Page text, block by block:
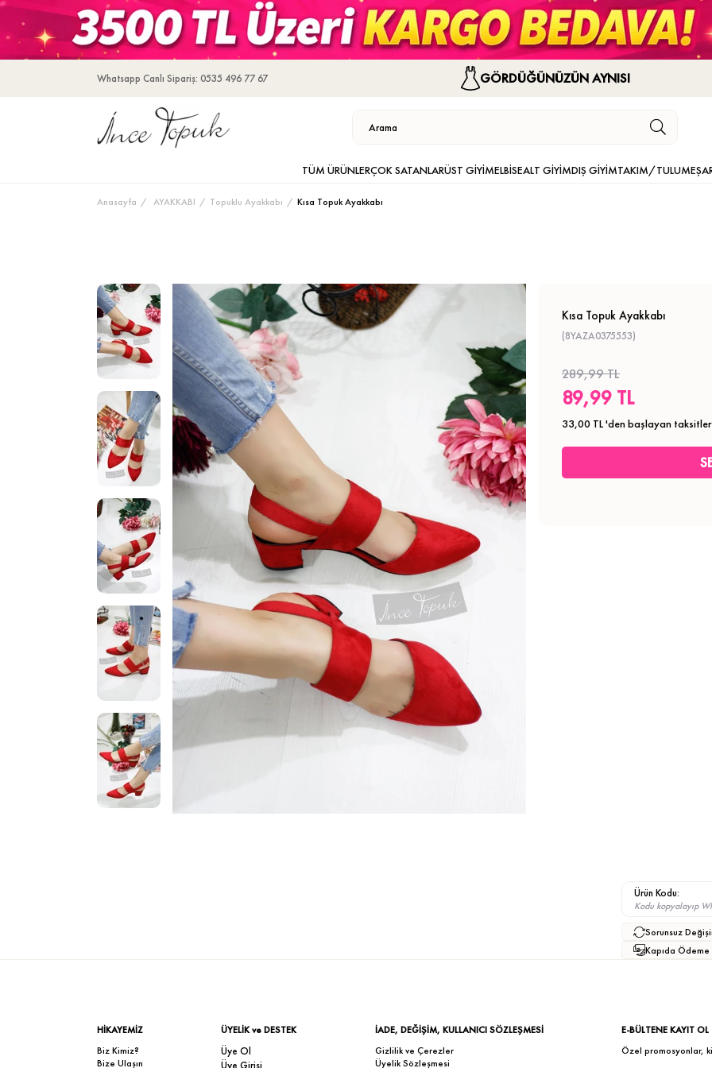
Whatsapp Canlı Sipariş: 0535 496 77 67 GÖRDÜĞÜNÜZÜN AYNISI
TÜM ÜRÜNLERÇOK SATANLARÜST GİYİMELBİSEALT GİYİMDIŞ GİYİMTAKIM/TULUM
Anasayfa AYAKKABI Topuklu Ayakkabı Kısa Topuk Ayakkabı
Kısa Topuk Ayakkabı
(8YAZA0375553)
289,99 TL
89,99 TL
33,00 TL'den başlayan
Ürün Kodu:
Kodu kopyalayıp
Sorunsuz
Kapıda Ödeme
HİKAYEMİZ
Biz Kimiz?
Bize Ulaşın
ÜYELİK ve DESTEK
Üye Ol
İADE, DEĞİŞİM, KULLANICI SÖZLEŞMESİ
Gizlilik ve Çerezler
Üyelik Sözleşmesi
E-BÜLTENE KAYIT OL
Özel promosyonlar,